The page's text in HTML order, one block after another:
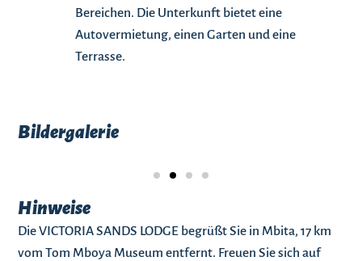
Bereichen. Die Unterkunft bietet eine
Autovermietung, einen Garten und eine
Terrasse.
Bildergalerie
Hinweise
Die VICTORIA SANDS LODGE begrüßt Sie in Mbita, 17 km
vom Tom Mboya Museum entfernt. Freuen Sie sich auf